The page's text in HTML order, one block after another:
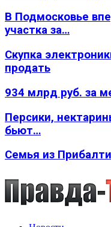
В Подмосковье
участка за…
Скупка
продать
934 млрд руб. за
Персики,
бьют…
Семья из